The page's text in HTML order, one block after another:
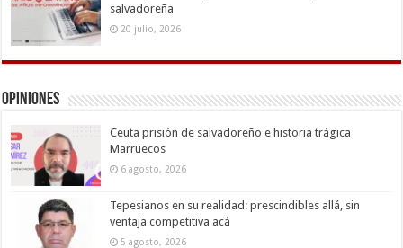
salvadoreña
20 julio, 2026
Opiniones
Ceuta prisión de salvadoreño e historia trágica
Marruecos
6 agosto, 2026
Tepesianos en su realidad: prescindibles allá, sin
ventaja competitiva acá
5 agosto, 2026